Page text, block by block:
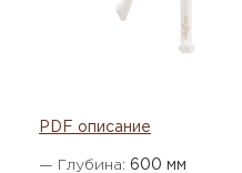
PDF описание
— Глубина: 600 мм